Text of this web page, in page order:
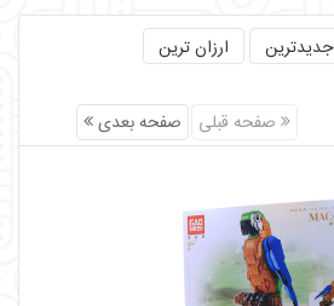
جدیدترین
ارزان ترین
صفحه قبلی
صفحه بعدی